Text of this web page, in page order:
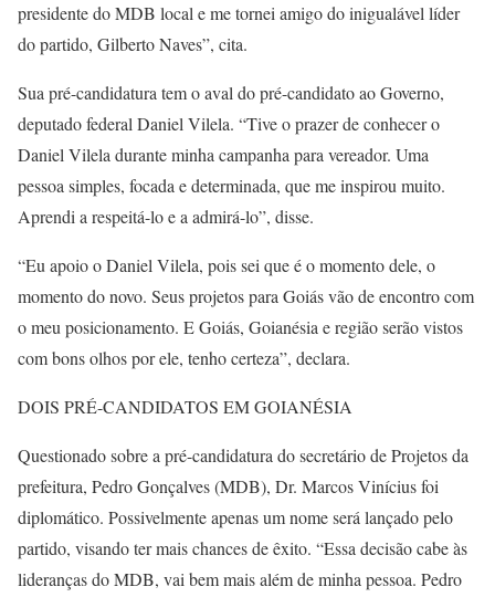
presidente do MDB local e me tornei amigo do inigualável líder
do partido, Gilberto Naves”, cita.
Sua pré-candidatura tem o aval do pré-candidato ao Governo,
deputado federal Daniel Vilela. “Tive o prazer de conhecer o
Daniel Vilela durante minha campanha para vereador. Uma
pessoa simples, focada e determinada, que me inspirou muito.
Aprendi a respeitá-lo e a admirá-lo”, disse.
“Eu apoio o Daniel Vilela, pois sei que é o momento dele, o
momento do novo. Seus projetos para Goiás vão de encontro com
o meu posicionamento. E Goiás, Goianésia e região serão vistos
com bons olhos por ele, tenho certeza”, declara.
DOIS PRÉ-CANDIDATOS EM GOIANÉSIA
Questionado sobre a pré-candidatura do secretário de Projetos da
prefeitura, Pedro Gonçalves (MDB), Dr. Marcos Vinícius foi
diplomático. Possivelmente apenas um nome será lançado pelo
partido, visando ter mais chances de êxito. “Essa decisão cabe às
lideranças do MDB, vai bem mais além de minha pessoa. Pedro